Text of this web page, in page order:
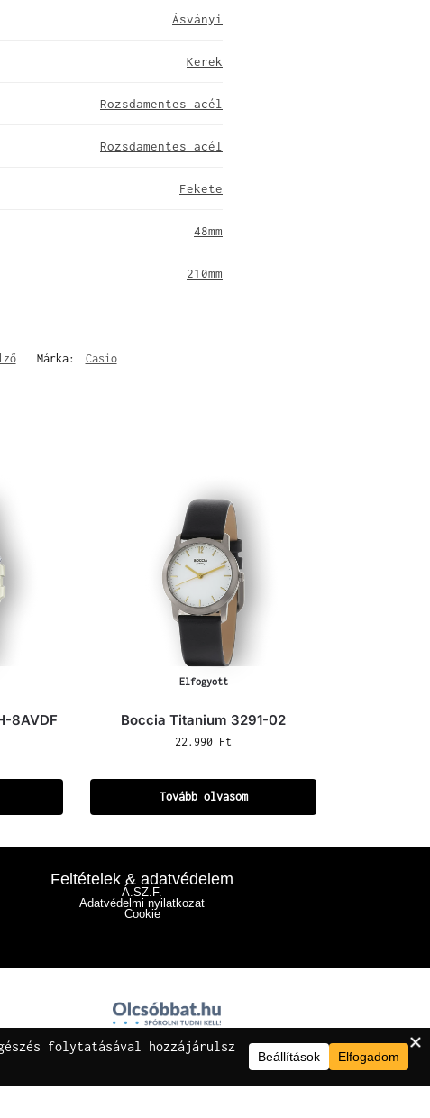
Ásványi
Kerek
Rozsdamentes acél
Rozsdamentes acél
Fekete
48mm
210mm
Márka: Casio
8AVDF
Elfogyott
Boccia Titanium 3291-02
22.990 Ft
Tovább olvasom
Feltételek & adatvédelem
Á.SZ.F.
Adatvédelmi nyilatkozat
Cookie